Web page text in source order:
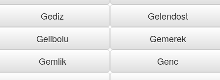
Gediz
Gelendost
Gelibolu
Gemerek
Gemlik
Genc